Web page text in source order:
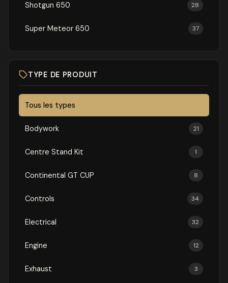
Shotgun 650 28
Super Meteor 650 37
TYPE DE PRODUIT
Tous les types
Bodywork 21
Centre Stand Kit 1
Continental GT CUP 8
Controls 34
Electrical 32
Engine 12
Exhaust 3